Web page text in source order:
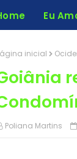
Eu
inicial
Poliana Martins